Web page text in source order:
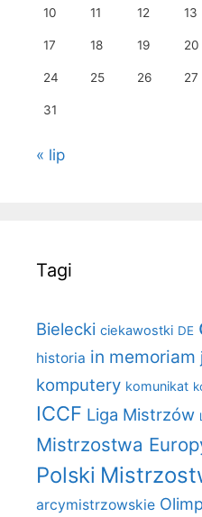
10 11 12 13
17 18 19 20
24 25 26 27
31
« lip
Tagi
Bielecki ciekawostki DE
historia in memoriam
komputery komunikat
ICCF Liga Mistrzów
Mistrzostwa
Polski
arcymistrzowskie